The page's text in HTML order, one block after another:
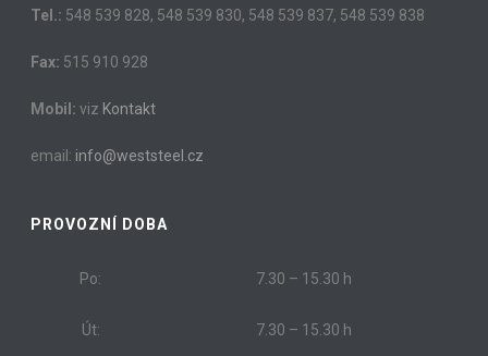
Tel.: 548 539 828, 548 539 830, 548 539 837, 548 539 838
Fax: 515 910 928
Mobil: viz Kontakt
email: info@weststeel.cz
PROVOZNÍ DOBA
Po: 7.30 – 15.30 h
Út: 7.30 – 15.30 h